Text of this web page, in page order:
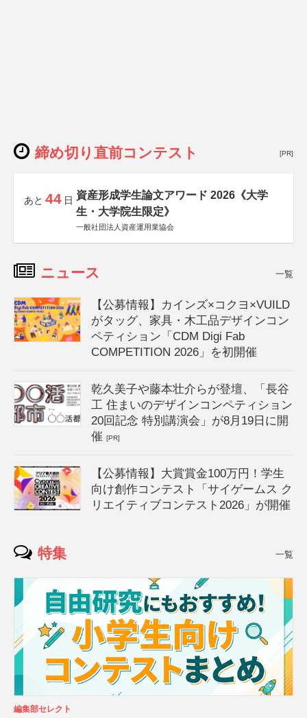
締め切り直前コンテスト [PR]
あと 44 日 資産形成学生論文アワード 2026《大学
生・大学院生限定》
一般社団法人資産運用業協会
ニュース 一覧
【公募情報】カインズ×コクヨ×VUILD
がタッグ、家具・木工品デザインコン
ペティション「CDM Digi Fab
COMPETITION 2026」を初開催
乾久美子や藤本壮介らが登壇、「長谷
工 住まいのデザインコンペティション
20回記念 特別講演会」が8月19日に開
催[PR]
【公募情報】大賞賞金100万円！学生
向け創作コンテスト「サイゲームス ク
リエイティブコンテスト2026」が開催
特集 一覧
編集部セレクト